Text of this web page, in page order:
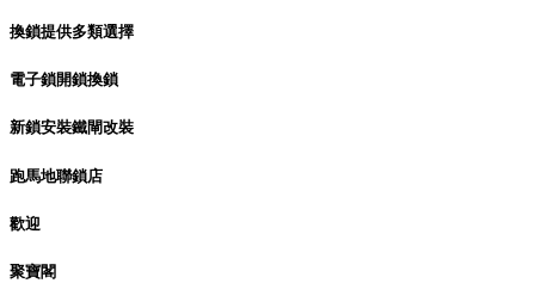
換鎖提供多類選擇
電子鎖開鎖換鎖
新鎖安裝鐵閘改裝
跑馬地聯鎖店
歡迎
聚寶閣